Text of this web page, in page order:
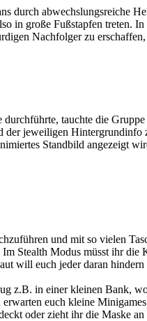
durch
in große Fußstapfen treten.
Nachfolger zu
tauchte die
jeweiligen
Standbild angezeigt
und mit so vielen
Stealth Modus müsst ihr die
will euch jeder daran hindern
z.B. in einer kleinen Bank,
euch kleine
oder zieht ihr die Maske